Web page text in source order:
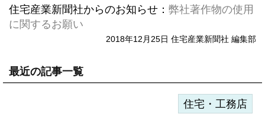
住宅産業新聞社からのお知らせ： 弊社著作物の使用
に関するお願い
2018年12月25日 住宅産業新聞社 編集部
最近の記事一覧
住宅・工務店